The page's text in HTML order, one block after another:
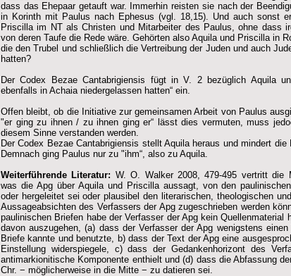
dass das Ehepaar getauft war. Immerhin reisten sie nach der
in Korinth mit Paulus nach Ephesus (vgl. 18,15). Und auch sonst
Priscilla im NT als Christen und Mitarbeiter des Paulus, ohne dass
von deren Taufe die Rede wäre. Gehörten also Aquila und Priscilla in
die den Trubel und schließlich die Vertreibung der Juden und auch
hatten?
Der Codex Bezae Cantabrigiensis fügt in V. 2 bezüglich Aquila
ebenfalls in Achaia niedergelassen hatten“ ein.
Offen bleibt, ob die Initiative zur gemeinsamen Arbeit von Paulus
"er ging zu ihnen / zu ihnen ging er“ lässt dies vermuten, muss
diesem Sinne verstanden werden.
Der Codex Bezae Cantabrigiensis stellt Aquila heraus und mindert die
Demnach ging Paulus nur zu "ihm“, also zu Aquila.
Weiterführende Literatur: W. O. Walker 2008, 479-495 vertritt die
was die Apg über Aquila und Priscilla aussagt, von den
oder hergeleitet sei oder plausibel den literarischen, theologischen
Aussageabsichten des Verfassers der Apg zugeschrieben werden
paulinischen Briefen habe der Verfasser der Apg kein Quellenmaterial
davon auszugehen, (a) dass der Verfasser der Apg wenigstens
Briefe kannte und benutzte, b) dass der Text der Apg eine
Einstellung widerspiegele, c) dass der Gedankenhorizont des
antimarkionitische Komponente enthielt und (d) dass die Abfassung
Chr. − möglicherweise in die Mitte − zu datieren sei.